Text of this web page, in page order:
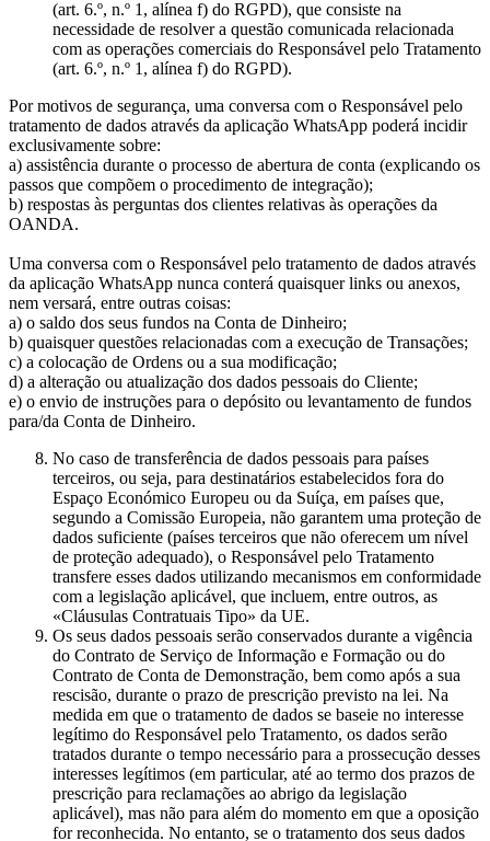
(art. 6.º, n.º 1, alínea f) do RGPD), que consiste na
necessidade de resolver a questão comunicada relacionada
com as operações comerciais do Responsável pelo Tratamento
(art. 6.º, n.º 1, alínea f) do RGPD).
Por motivos de segurança, uma conversa com o Responsável pelo
tratamento de dados através da aplicação WhatsApp poderá incidir
exclusivamente sobre:
a) assistência durante o processo de abertura de conta (explicando os
passos que compõem o procedimento de integração);
b) respostas às perguntas dos clientes relativas às operações da
OANDA.
Uma conversa com o Responsável pelo tratamento de dados através
da aplicação WhatsApp nunca conterá quaisquer links ou anexos,
nem versará, entre outras coisas:
a) o saldo dos seus fundos na Conta de Dinheiro;
b) quaisquer questões relacionadas com a execução de Transações;
c) a colocação de Ordens ou a sua modificação;
d) a alteração ou atualização dos dados pessoais do Cliente;
e) o envio de instruções para o depósito ou levantamento de fundos
para/da Conta de Dinheiro.
No caso de transferência de dados pessoais para países
terceiros, ou seja, para destinatários estabelecidos fora do
Espaço Económico Europeu ou da Suíça, em países que,
segundo a Comissão Europeia, não garantem uma proteção de
dados suficiente (países terceiros que não oferecem um nível
de proteção adequado), o Responsável pelo Tratamento
transfere esses dados utilizando mecanismos em conformidade
com a legislação aplicável, que incluem, entre outros, as
«Cláusulas Contratuais Tipo» da UE.
Os seus dados pessoais serão conservados durante a vigência
do Contrato de Serviço de Informação e Formação ou do
Contrato de Conta de Demonstração, bem como após a sua
rescisão, durante o prazo de prescrição previsto na lei. Na
medida em que o tratamento de dados se baseie no interesse
legítimo do Responsável pelo Tratamento, os dados serão
tratados durante o tempo necessário para a prossecução desses
interesses legítimos (em particular, até ao termo dos prazos de
prescrição para reclamações ao abrigo da legislação
aplicável), mas não para além do momento em que a oposição
for reconhecida. No entanto, se o tratamento dos seus dados